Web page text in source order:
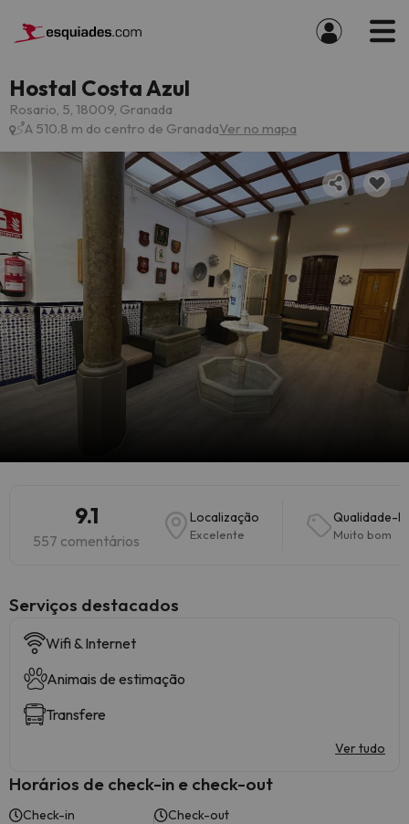
Hostal Costa Azul
Rosario, 5, 18009, Granada
A 510.8 m do centro de GranadaVer no mapa
9.1
557 comentários
Localização
Excelente
Qualidade-
Muito bom
Serviços destacados
Wifi & Internet
Animais de estimação
Transfere
Ver tudo
Horários de check-in e check-out
Check-in Check-out